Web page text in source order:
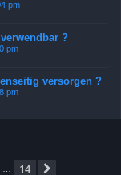
pm
?
pm
versorgen ?
pm
14